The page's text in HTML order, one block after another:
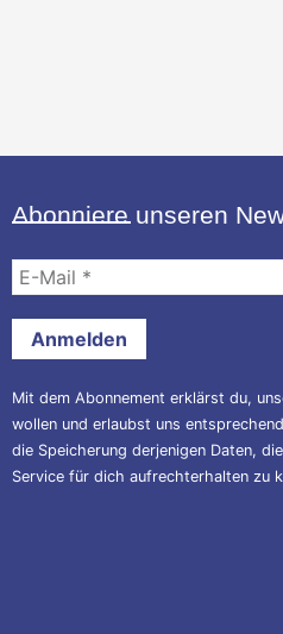
Abonniere unseren
Mail
Mit dem Abonnement erklärst du,
wollen und erlaubst uns
die Speicherung derjenigen Daten,
Service für dich aufrechterhalten zu